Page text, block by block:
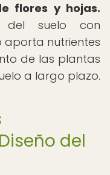
flores y hojas.
del suelo con
nutrientes
de las plantas
a largo plazo.
del